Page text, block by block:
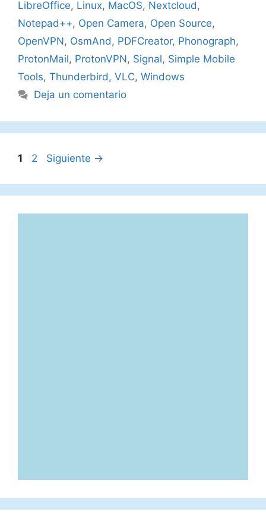
LibreOffice, Linux, MacOS, Nextcloud,
Notepad++, Open Camera, Open Source,
OpenVPN, OsmAnd, PDFCreator, Phonograph,
ProtonMail, ProtonVPN, Signal, Simple Mobile
Tools, Thunderbird, VLC, Windows
Deja un comentario
Página
1 Página
2 Siguiente →